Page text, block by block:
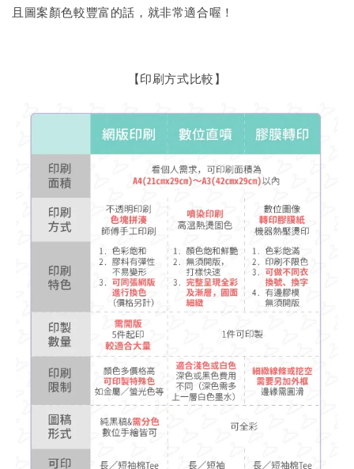
且圖案顏色較豐富的話，就非常適合喔！
【印刷方式比較】